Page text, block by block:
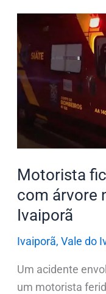
Motorista
com árvore
Ivaiporã
Ivaiporã, Vale do
Um acidente
um motorista
Motorista
fica
ferido
após
colidir
com
na
Paraná
em
Ivaiporã